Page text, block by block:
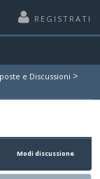
REGISTRATI
e Discussioni >
Modi discussione